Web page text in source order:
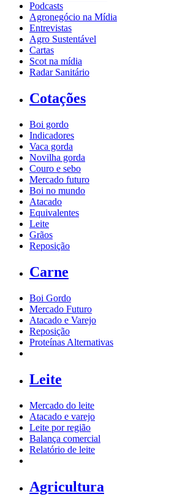
Podcasts
Agronegócio na Mídia
Entrevistas
Agro Sustentável
Cartas
Scot na mídia
Radar Sanitário
Cotações
Boi gordo
Indicadores
Vaca gorda
Novilha gorda
Couro e sebo
Mercado futuro
Boi no mundo
Atacado
Equivalentes
Leite
Grãos
Reposição
Carne
Boi Gordo
Mercado Futuro
Atacado e Varejo
Reposição
Proteínas Alternativas
Leite
Mercado do leite
Atacado e varejo
Leite por região
Balança comercial
Relatório de leite
Agricultura